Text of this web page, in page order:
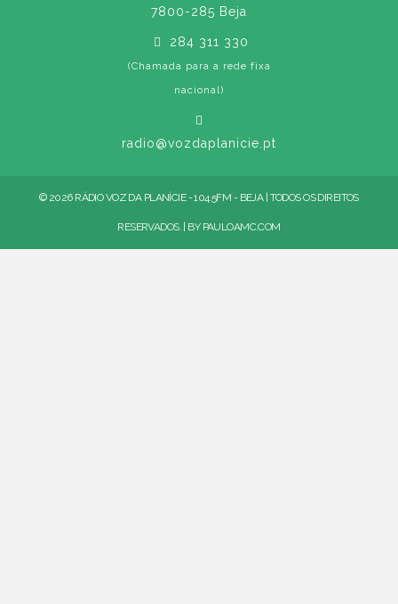
7800-285 Beja
284 311 330
(Chamada para a rede fixa
nacional)
radio@vozdaplanicie.pt
© 2026 RÁDIO VOZ DA PLANÍCIE - 104.5FM - BEJA | TODOS OS DIREITOS
RESERVADOS. | BY PAULOAMC.COM